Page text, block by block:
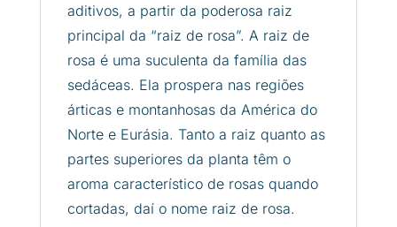
aditivos, a partir da poderosa raiz
principal da “raiz de rosa”. A raiz de
rosa é uma suculenta da família das
sedáceas. Ela prospera nas regiões
árticas e montanhosas da América do
Norte e Eurásia. Tanto a raiz quanto as
partes superiores da planta têm o
aroma característico de rosas quando
cortadas, daí o nome raiz de rosa.